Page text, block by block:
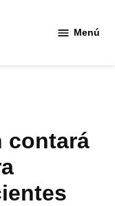
Menú
contará